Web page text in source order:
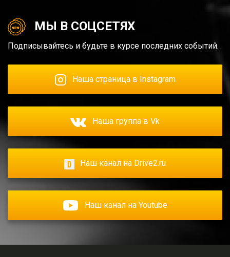
МЫ В СОЦСЕТЯХ
Подписывайтесь и будьте в курсе последних событий.
Наша страница в Instagram
Наша группа в Vk
Наш канал на Drive2.ru
Наш канал на Youtube